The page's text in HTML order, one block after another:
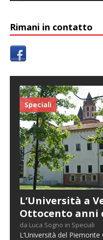
Rimani in contatto
Speciali
L’Università a
Ottocento anni
da Luca Sogno in Speciali
L’Università del